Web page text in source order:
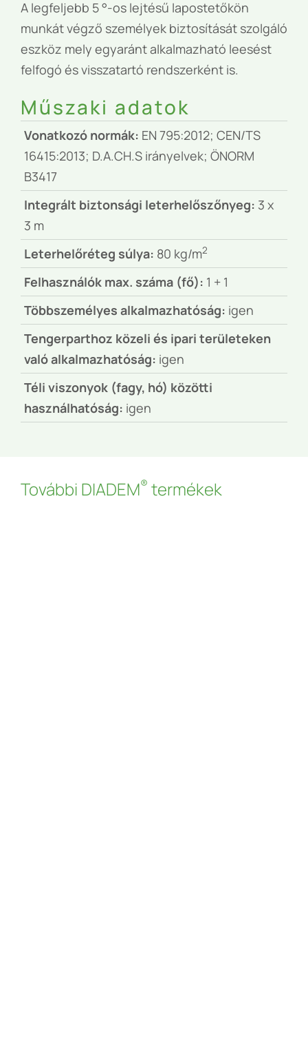
A legfeljebb 5 °-os lejtésű lapostetőkön
munkát végző személyek biztosítását szolgáló
eszköz mely egyaránt alkalmazható leesést
felfogó és visszatartó rendszerként is.
Műszaki adatok
Vonatkozó normák: EN 795:2012; CEN/TS
16415:2013; D.A.CH.S irányelvek; ÖNORM
B3417
Integrált biztonsági leterhelőszőnyeg: 3 x
3 m
Leterhelőréteg súlya: 80 kg/m2
Felhasználók max. száma (fő): 1 + 1
Többszemélyes alkalmazhatóság: igen
Tengerparthoz közeli és ipari területeken
való alkalmazhatóság: igen
Téli viszonyok (fagy, hó) közötti
használhatóság: igen
További DIADEM® termékek